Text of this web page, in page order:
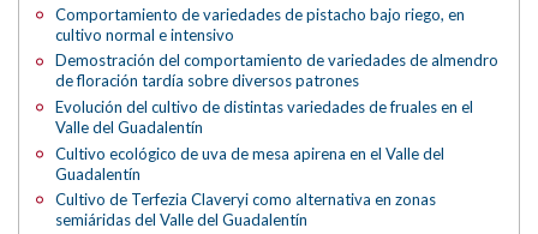
Comportamiento de variedades de pistacho bajo riego, en
cultivo normal e intensivo
Demostración del comportamiento de variedades de almendro
de floración tardía sobre diversos patrones
Evolución del cultivo de distintas variedades de fruales en el
Valle del Guadalentín
Cultivo ecológico de uva de mesa apirena en el Valle del
Guadalentín
Cultivo de Terfezia Claveryi como alternativa en zonas
semiáridas del Valle del Guadalentín